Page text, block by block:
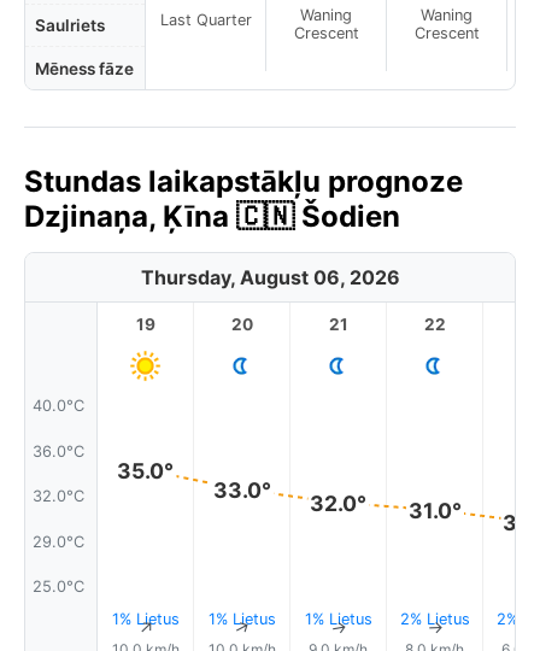
Saulriets
Mēness fāze
Last Quarter
Waning
Crescent
Waning
Crescent
Stundas laikapstākļu prognoze
Dzjinaņa, Ķīna 🇨🇳 Šodien
Thursday, August 06, 2026
40.0°C
36.0°C
32.0°C
29.0°C
25.0°C
19
35.0°
1% Lietus
↑
20
33.0°
1% Lietus
↑
21
32.0°
1% Lietus
↑
22
31.0°
2% Lietus
↑ 2%